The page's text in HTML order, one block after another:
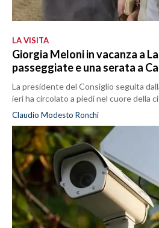
LA VISITA
Giorgia Meloni in vacanza a
passeggiate e una serata a
La presidente del Consiglio seguita
ieri ha circolato a piedi nel cuore della
Claudio Modesto Ronchi